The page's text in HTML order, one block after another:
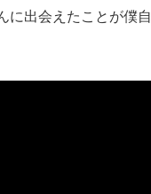
出会えたことが僕